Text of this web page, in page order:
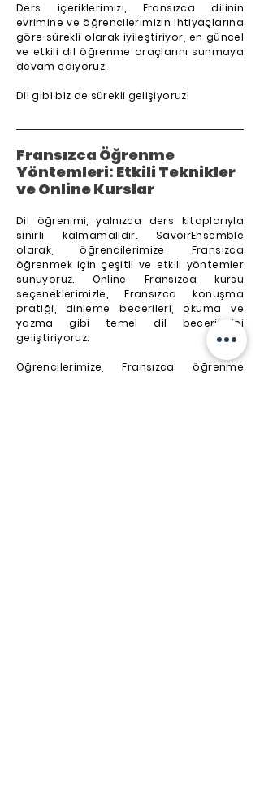
Ders içeriklerimizi, Fransızca dilinin
evrimine ve öğrencilerimizin ihtiyaçlarına
göre sürekli olarak iyileştiriyor, en güncel
ve etkili dil öğrenme araçlarını sunmaya
devam ediyoruz.
Dil gibi biz de sürekli gelişiyoruz!
Fransızca Öğrenme
Yöntemleri: Etkili Teknikler
ve Online Kurslar
Dil öğrenimi, yalnızca ders kitaplarıyla
sınırlı kalmamalıdır. SavoirEnsemble
olarak, öğrencilerimize Fransızca
öğrenmek için çeşitli ve etkili yöntemler
sunuyoruz. Online Fransızca kursu
seçeneklerimizle, Fransızca konuşma
pratiği, dinleme becerileri, okuma ve
yazma gibi temel dil becerilerini
geliştiriyoruz.
Öğrencilerimize, Fransızca öğrenme